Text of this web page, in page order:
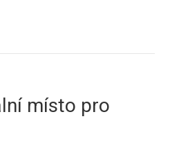
místo pro